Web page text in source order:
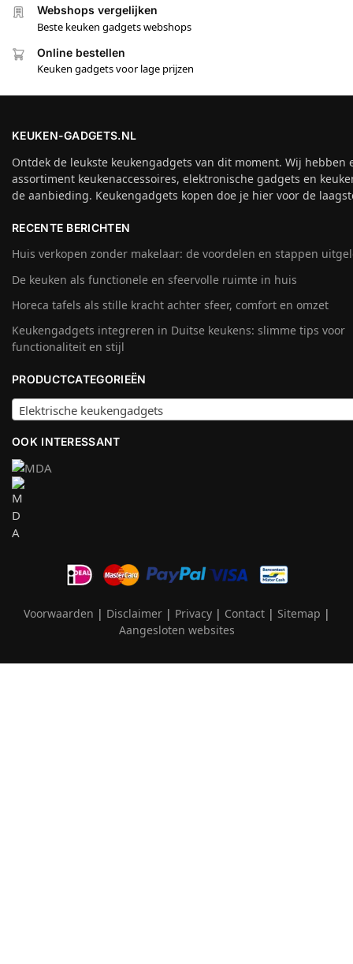
Webshops vergelijken
Beste keuken gadgets webshops
Online bestellen
Keuken gadgets voor lage prijzen
KEUKEN-GADGETS.NL
Ontdek de leukste keukengadgets van dit moment. Wij hebben
assortiment keukenaccessoires, elektronische gadgets en
de aanbieding. Keukengadgets kopen doe je hier voor de
RECENTE BERICHTEN
Huis verkopen zonder makelaar: de voordelen en stappen
De keuken als functionele en sfeervolle ruimte in huis
Horeca tafels als stille kracht achter sfeer, comfort en omzet
Keukengadgets integreren in Duitse keukens: slimme tips voor
functionaliteit en stijl
PRODUCTCATEGORIEËN
Elektrische keukengadgets
OOK INTERESSANT
Voorwaarden | Disclaimer| Privacy| Contact| Sitemap |
Aangesloten websites